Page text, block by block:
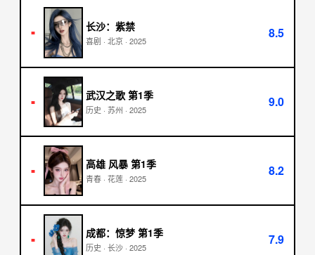
■ 长沙：紫禁
喜剧 · 北京 · 2025 8.5
■ 武汉之歌 第1季
历史 · 苏州 · 2025 9.0
■ 高雄 风暴 第1季
青春 · 花莲 · 2025 8.2
■ 成都：惊梦 第1季
历史 · 长沙 · 2025 7.9